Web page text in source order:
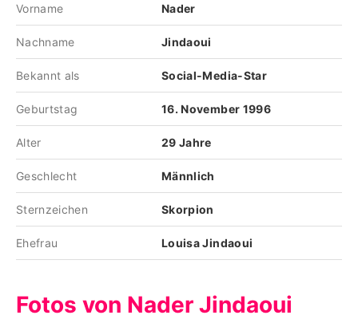
Vorname Nader
Nachname Jindaoui
Bekannt als Social-Media-Star
Geburtstag 16. November 1996
Alter 29 Jahre
Geschlecht Männlich
Sternzeichen Skorpion
Ehefrau Louisa Jindaoui
Fotos von Nader Jindaoui